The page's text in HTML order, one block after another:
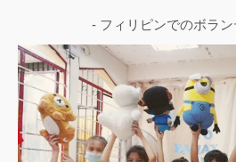
- フィリピンでのボラ